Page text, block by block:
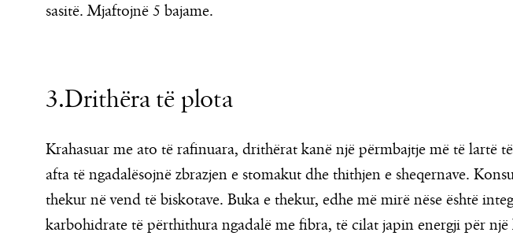
sasitë. Mjaftojnë 5 bajame.
3.Drithëra të plota
Krahasuar me ato të rafinuara, drithërat kanë një përmbajtje më të lartë
afta të ngadalësojnë zbrazjen e stomakut dhe thithjen e sheqernave.
thekur në vend të biskotave. Buka e thekur, edhe më mirë nëse është
karbohidrate të përthithura ngadalë me fibra, të cilat japin energji për një